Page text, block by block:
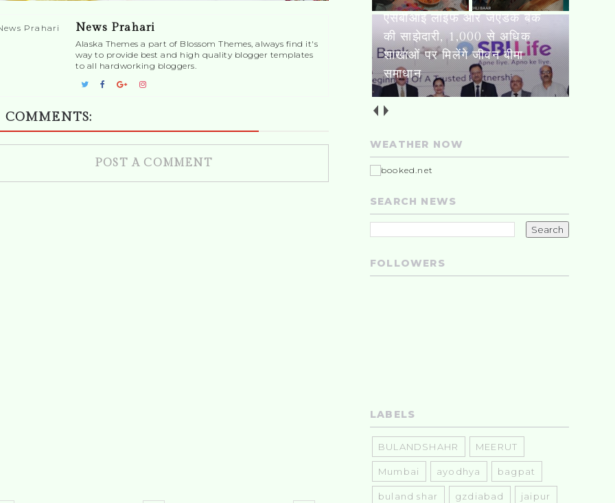
News Prahari
Alaska Themes a part of Blossom Themes, always find it's
way to provide best and high quality blogger templates
to all hardworking bloggers.
COMMENTS:
POST A COMMENT
स्तनपान शिशु के लिए अमृत, जन्म
के पहले घंटे में कराएं शुरुआत :
सीएमओ
WEATHER NOW
SEARCH NEWS
FOLLOWERS
LABELS
BULANDSHAHR MEERUT
Mumbai ayodhya bagpat
buland shar gzdiabad jaipur